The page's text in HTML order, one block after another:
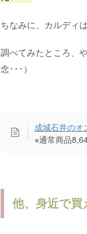
ちなみに、カルディ
調べてみたところ、
念･･･）
成城石井のオ
※通常商品
他、身近で買